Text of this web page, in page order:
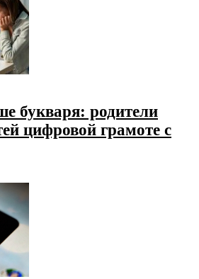
букваря: родители
цифровой грамоте с